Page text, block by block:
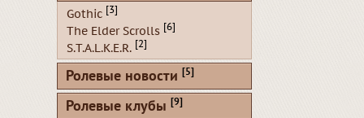
Gothic [3]
The Elder Scrolls [6]
S.T.A.L.K.E.R. [2]
Ролевые новости [5]
Ролевые клубы [9]